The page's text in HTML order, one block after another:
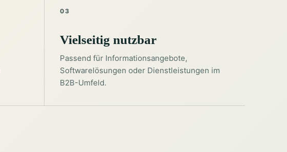
03
Vielseitig nutzbar
Passend für Informationsangebote,
Softwarelösungen oder Dienstleistungen im
B2B-Umfeld.